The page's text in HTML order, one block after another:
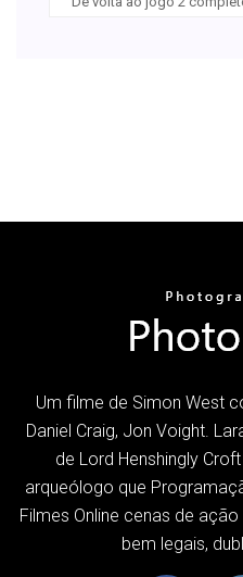
Um filme de Simon West
Daniel Craig, Jon Voight.
de Lord Henshingly
arqueólogo que
Filmes Online cenas de
bem legais,